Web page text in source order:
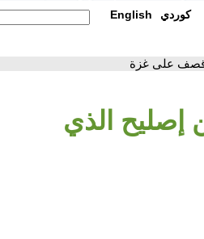
English كوردي
قصف على غزة
الذي